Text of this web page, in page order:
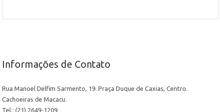
Informações de Contato
Rua Manoel Delfim Sarmento, 19. Praça Duque de Caxias, Centro.
Cachoeiras de Macacu.
Tel.: (21) 2649-1209